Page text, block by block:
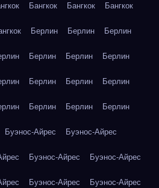
Бангкок Бангкок Бангкок
Берлин Берлин Берлин
Берлин Берлин Берлин
Берлин Берлин Берлин
Берлин Берлин Берлин
Буэнос-Айрес Буэнос-Айрес
Буэнос-Айрес Буэнос-Айрес
Буэнос-Айрес Буэнос-Айрес